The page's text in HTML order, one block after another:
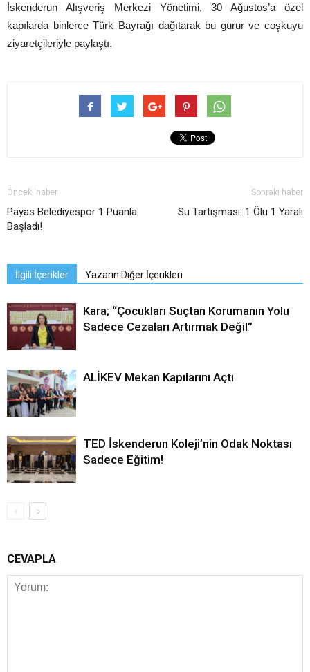
İskenderun Alışveriş Merkezi Yönetimi, 30 Ağustos’a özel
kapılarda binlerce Türk Bayrağı dağıtarak bu gurur ve coşkuyu
ziyaretçileriyle paylaştı.
Önceki haber
Payas Belediyespor 1 Puanla
Başladı!
Sonraki haber
Su Tartışması: 1 Ölü 1 Yaralı
İlgili İçerikler Yazarın Diğer İçerikleri
Kara; “Çocukları Suçtan Korumanın Yolu
Sadece Cezaları Artırmak Değil”
ALİKEV Mekan Kapılarını Açtı
TED İskenderun Koleji’nin Odak Noktası
Sadece Eğitim!
CEVAPLA